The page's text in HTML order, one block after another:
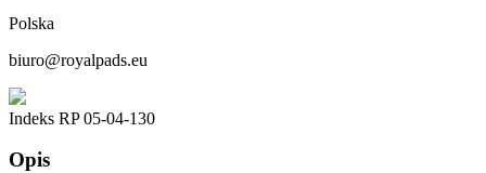
Polska
biuro@royalpads.eu
Indeks RP 05-04-130
Opis